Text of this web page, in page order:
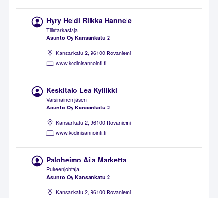
Hyry Heidi Riikka Hannele
Tilintarkastaja
Asunto Oy Kansankatu 2
Kansankatu 2, 96100 Rovaniemi
www.kodinisannointi.fi
Keskitalo Lea Kyllikki
Varsinainen jäsen
Asunto Oy Kansankatu 2
Kansankatu 2, 96100 Rovaniemi
www.kodinisannointi.fi
Paloheimo Aila Marketta
Puheenjohtaja
Asunto Oy Kansankatu 2
Kansankatu 2, 96100 Rovaniemi